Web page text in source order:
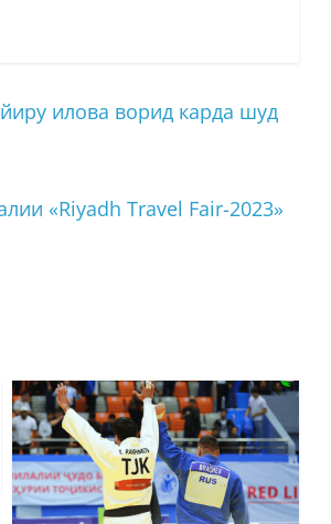
илова ворид карда шуд
«Riyadh Travel Fair-2023»